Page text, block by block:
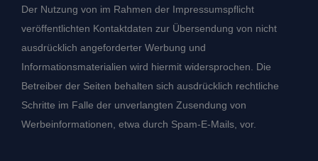
Der Nutzung von im Rahmen der Impressumspflicht
veröffentlichten Kontaktdaten zur Übersendung von nicht
ausdrücklich angeforderter Werbung und
Informationsmaterialien wird hiermit widersprochen. Die
Betreiber der Seiten behalten sich ausdrücklich rechtliche
Schritte im Falle der unverlangten Zusendung von
Werbeinformationen, etwa durch Spam-E-Mails, vor.